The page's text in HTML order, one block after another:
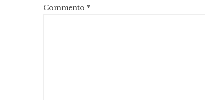
Commento *